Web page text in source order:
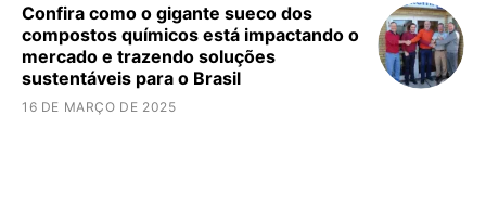
Confira como o gigante sueco dos
compostos químicos está impactando o
mercado e trazendo soluções
sustentáveis para o Brasil
16 DE MARÇO DE 2025